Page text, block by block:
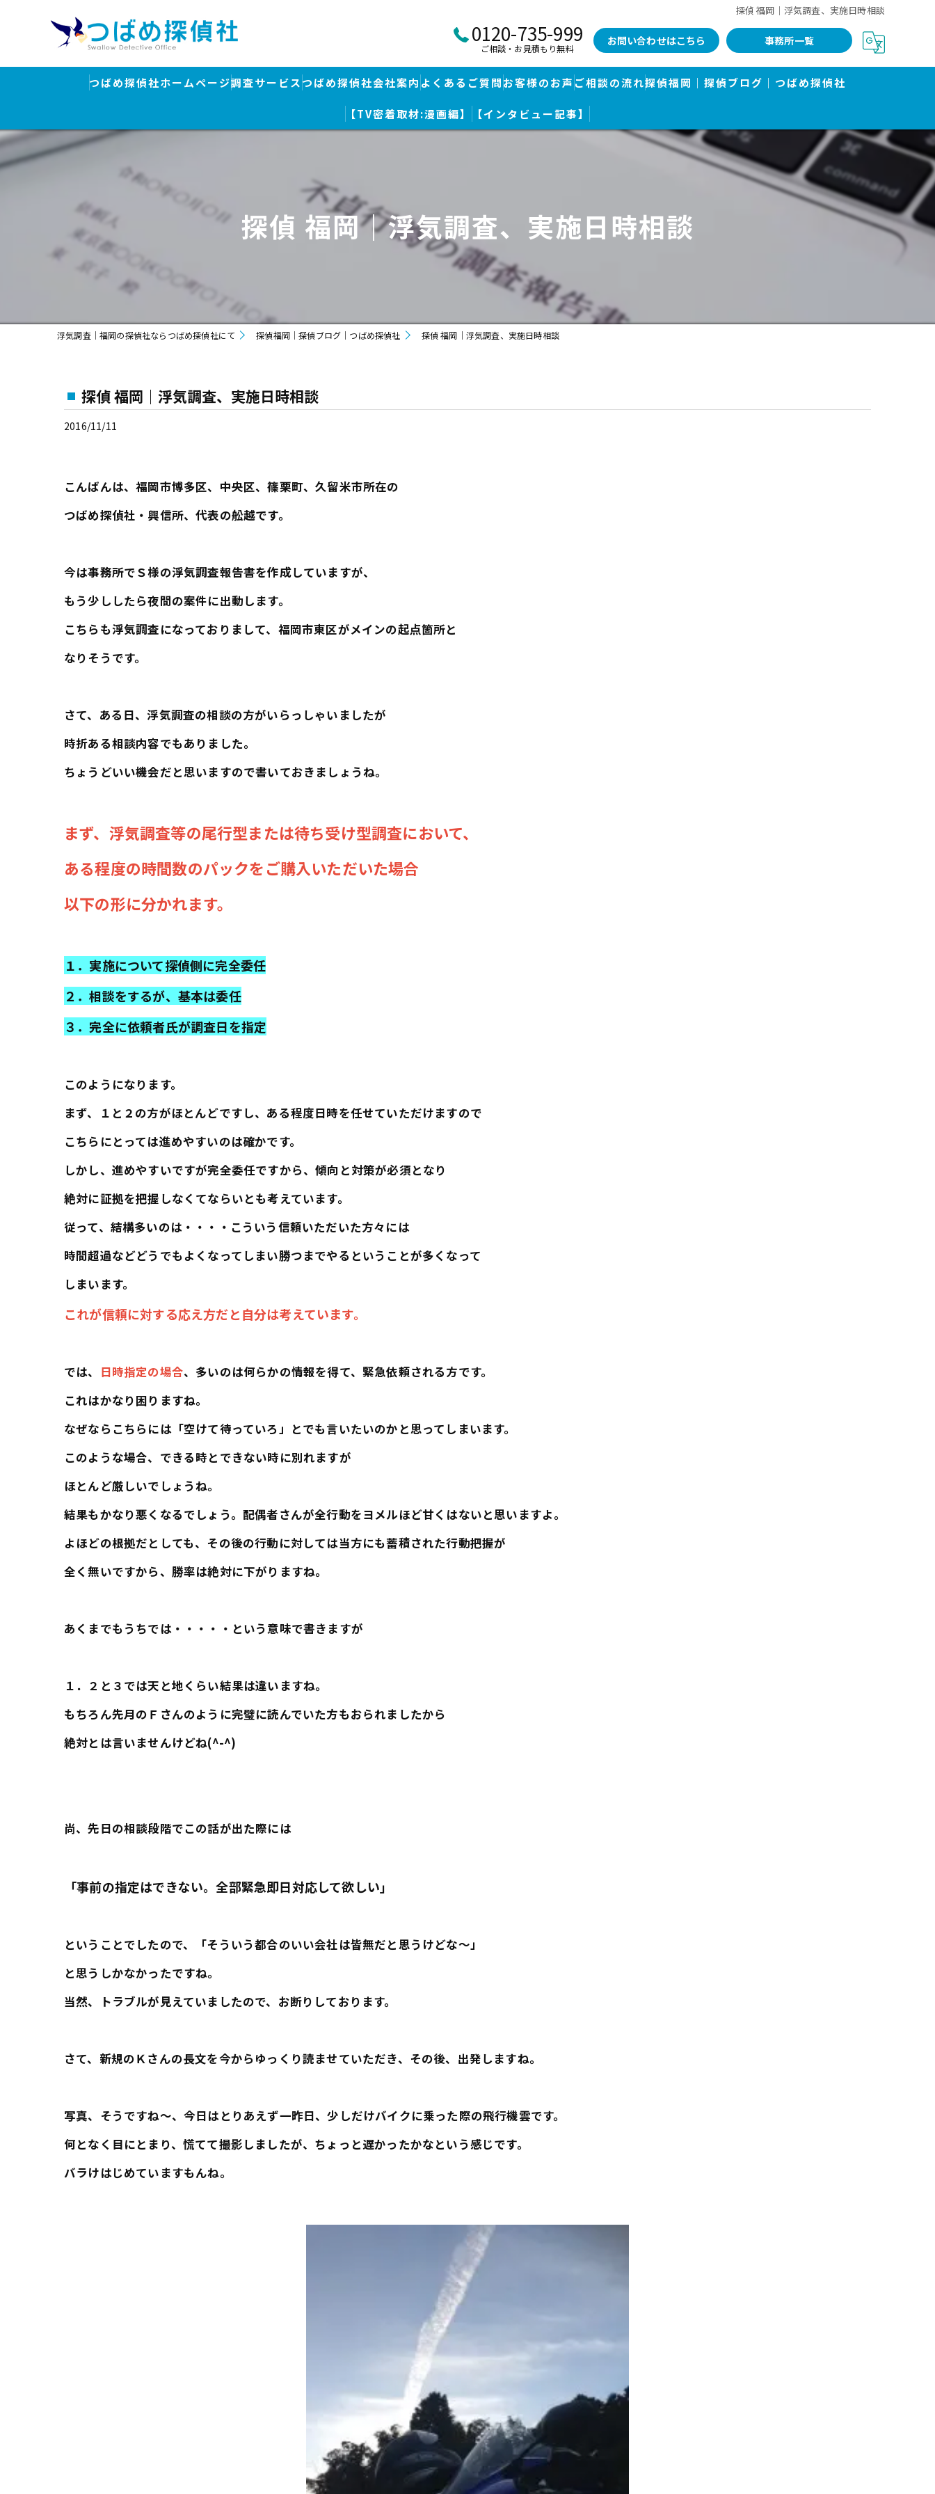
探偵 福岡｜浮気調査、実施日時相談
0120-735-999
ご相談・お見積もり無料
お問い合わせはこちら 事務所一覧
つばめ探偵社ホームページ調査サービス
浮気調査
行方調査・人探し
ストーカー対策
つばめ探偵社会社案内
つばめ探偵社｜福岡市博多区福岡空港前本部
つばめ探偵社 赤坂大手門事務所
久留米つばめ探偵社｜西鉄久留米駅より徒歩圏内｜分厚い証拠満載報告書で有名
よくあるご質問お客様のお声 ご相談の流れ探偵福岡｜探偵ブログ｜つばめ探偵社
【TV密着取材:漫画編】 【インタビュー記事】
探偵 福岡｜浮気調査、実施日時相談
浮気調査｜福岡の探偵社ならつばめ探偵社にて 探偵福岡｜探偵ブログ｜つばめ探偵社 探偵 福岡｜浮気調査、実施日時相談
探偵 福岡｜浮気調査、実施日時相談
2016/11/11
こんばんは、福岡市博多区、中央区、篠栗町、久留米市所在の
つばめ探偵社・興信所、代表の舩越です。
今は事務所でＳ様の浮気調査報告書を作成していますが、
もう少ししたら夜間の案件に出動します。
こちらも浮気調査になっておりまして、福岡市東区がメインの起点箇所と
なりそうです。
さて、ある日、浮気調査の相談の方がいらっしゃいましたが
時折ある相談内容でもありました。
ちょうどいい機会だと思いますので書いておきましょうね。
まず、浮気調査等の尾行型または待ち受け型調査において、
ある程度の時間数のパックをご購入いただいた場合
以下の形に分かれます。
１．実施について探偵側に完全委任
２．相談をするが、基本は委任
３．完全に依頼者氏が調査日を指定
このようになります。
まず、１と２の方がほとんどですし、ある程度日時を任せていただけますので
こちらにとっては進めやすいのは確かです。
しかし、進めやすいですが完全委任ですから、傾向と対策が必須となり
絶対に証拠を把握しなくてならいとも考えています。
従って、結構多いのは・・・・こういう信頼いただいた方々には
時間超過などどうでもよくなってしまい勝つまでやるということが多くなって
しまいます。
これが信頼に対する応え方だと自分は考えています。
では、 日時指定の場合、多いのは何らかの情報を得て、緊急依頼される方です。
これはかなり困りますね。
なぜならこちらには「空けて待っていろ」とでも言いたいのかと思ってしまいます。
このような場合、できる時とできない時に別れますが
ほとんど厳しいでしょうね。
結果もかなり悪くなるでしょう。配偶者さんが全行動をヨメルほど甘くはないと思いますよ。
よほどの根拠だとしても、その後の行動に対しては当方にも蓄積された行動把握が
全く無いですから、勝率は絶対に下がりますね。
あくまでもうちでは・・・・・という意味で書きますが
１．２と３では天と地くらい結果は違いますね。
もちろん先月のＦさんのように完璧に読んでいた方もおられましたから
絶対とは言いませんけどね(^-^)
尚、先日の相談段階でこの話が出た際には
「事前の指定はできない。全部緊急即日対応して欲しい」
ということでしたので、「そういう都合のいい会社は皆無だと思うけどな～」
と思うしかなかったですね。
当然、トラブルが見えていましたので、お断りしております。
さて、新規のＫさんの長文を今からゆっくり読ませていただき、その後、出発しますね。
写真、そうですね～、今日はとりあえず一昨日、少しだけバイクに乗った際の飛行機雲です。
何となく目にとまり、慌てて撮影しましたが、ちょっと遅かったかなという感じです。
バラけはじめていますもんね。